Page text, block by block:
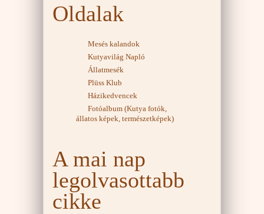
Oldalak
Mesés kalandok
Kutyavilág Napló
Állatmesék
Plüss Klub
Házikedvencek
Fotóalbum (Kutya fotók,
állatos képek, természetképek)
A mai nap
legolvasottabb
cikke